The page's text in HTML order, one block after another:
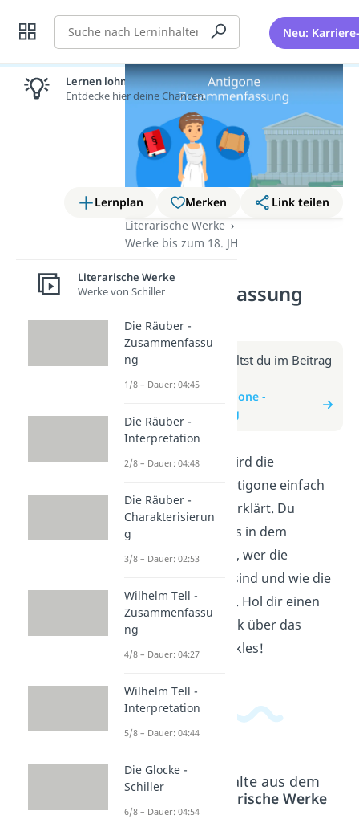
Suche Neu:
Lernplan Merken
Link teilen
Literarische Werke
Werke bis zum 18. JH
Antigone –
Zusammenfassung
(Video)
Weitere Infos erhältst du im Beitrag
zum Video
zum Beitrag: Antigone -
Zusammenfassung
In diesem Video wird die
Geschichte von Antigone einfach
und verständlich erklärt. Du
erfährst, worum es in dem
Theaterstück geht, wer die
Hauptcharaktere sind und wie die
Handlung verläuft. Hol dir einen
schnellen Überblick über das
Drama von Sophokles!
Beliebte Inhalte aus dem
Literarische Werke
Lernen lohnt sich!
Entdecke hier deine Chancen.
Literarische Werke
Werke von Schiller
Die Räuber -
Zusammenfassu
ng
1/8 – Dauer: 04:45
Die Räuber -
Interpretation
2/8 – Dauer: 04:48
Die Räuber -
Charakterisierun
g
3/8 – Dauer: 02:53
Wilhelm Tell -
Zusammenfassu
ng
4/8 – Dauer: 04:27
Wilhelm Tell -
Interpretation
5/8 – Dauer: 04:44
Die Glocke -
Schiller
6/8 – Dauer: 04:54